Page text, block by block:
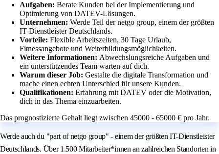
Aufgaben: Berate Kunden bei der Implementierung und
Optimierung von DATEV-Lösungen.
Unternehmen: Werde Teil der netgo group, einem der größten
IT-Dienstleister Deutschlands.
Vorteile: Flexible Arbeitszeiten, 30 Tage Urlaub,
Fitnessangebote und Weiterbildungsmöglichkeiten.
Weitere Informationen: Abwechslungsreiche Aufgaben und
ein unterstützendes Team warten auf dich.
Warum dieser Job: Gestalte die digitale Transformation und
mache einen echten Unterschied für unsere Kunden.
Qualifikationen: Erfahrung mit DATEV oder die Motivation,
dich in das Thema einzuarbeiten.
Das prognostizierte Gehalt liegt zwischen 45000 - 65000 € pro Jahr.
Werde auch du "part of netgo group" - einem der größten IT-Dienstleister
Deutschlands. Über 1.500 Mitarbeiter*innen an zahlreichen Standorten in